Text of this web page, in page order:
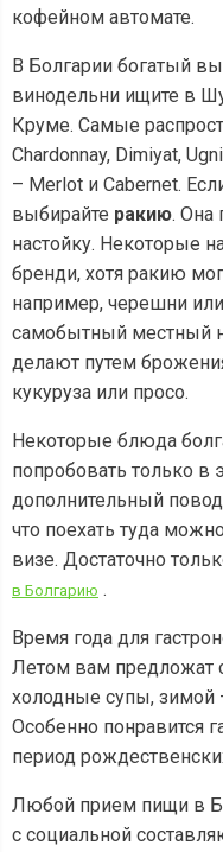
кофейном автомате.
В Болгарии богатый
винодельни ищите в
Круме. Самые
Chardonnay, Dimiyat,
– Merlot и Cabernet.
выбирайте ракию. Она
настойку. Некоторые
бренди, хотя ракию
например, черешни
самобытный местный
делают путем
кукуруза или просо.
Некоторые блюда
попробовать только в
дополнительный
что поехать туда
визе. Достаточно
в Болгарию .
Время года для
Летом вам предложат
холодные супы,
Особенно понравится
период
Любой прием пищи в
с социальной